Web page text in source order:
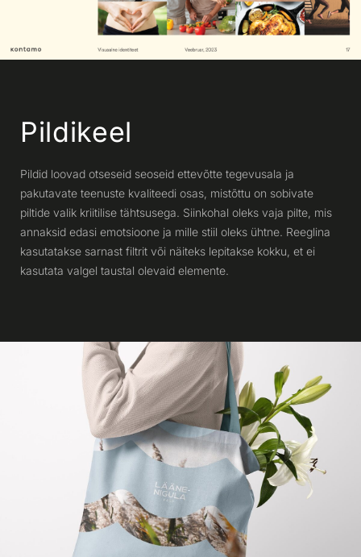
Pildikeel
Pildid loovad otseseid seoseid ettevõtte tegevusala ja
pakutavate teenuste kvaliteedi osas, mistõttu on sobivate
piltide valik kriitilise tähtsusega. Siinkohal oleks vaja pilte, mis
annaksid edasi emotsioone ja mille stiil oleks ühtne. Reeglina
kasutatakse sarnast filtrit või näiteks lepitakse kokku, et ei
kasutata valgel taustal olevaid elemente.